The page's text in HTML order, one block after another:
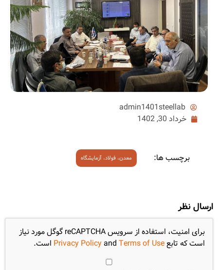
admin1401steellab
خرداد 30, 1402
برچسب ها: معدن، فولاد، آزمایشگاه
ارسال نظر
برای امنیت، استفاده از سرویس reCAPTCHA گوگل مورد نیاز
است که تابع
Privacy Policyand Terms of Use است.